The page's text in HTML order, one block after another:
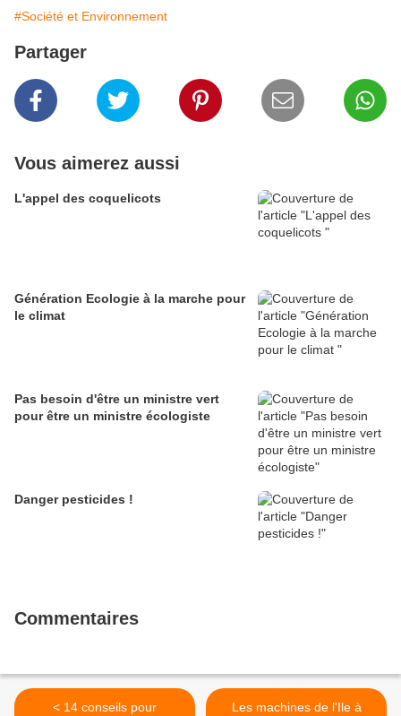
#Société et Environnement
Partager
Vous aimerez aussi
L'appel des coquelicots
Génération Ecologie à la marche pour
le climat
Pas besoin d'être un ministre vert
pour être un ministre écologiste
Danger pesticides !
Commentaires
< 14 conseils pour
Les machines de l'Ile à